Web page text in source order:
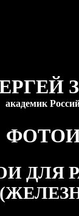
академик
ДЛЯ